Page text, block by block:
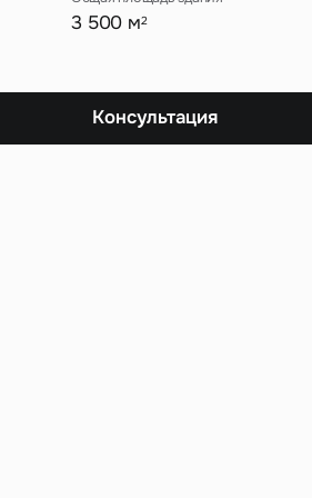
3 500 м2
Консультация